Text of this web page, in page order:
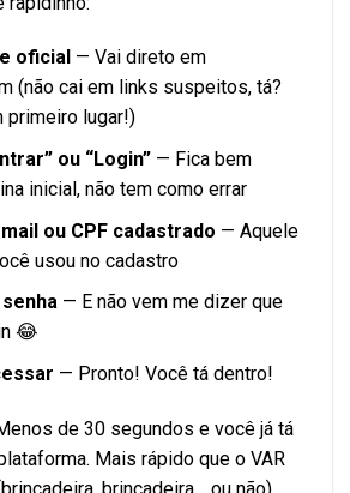
oficial — Vai direto em
(não cai em links suspeitos, tá?
primeiro lugar!)
ou “Login”— Fica bem
inicial, não tem como errar
ou CPF cadastrado — Aquele
usou no cadastro
— E não vem me dizer que
😂
— Pronto! Você tá dentro!
de 30 segundos e você já tá
Mais rápido que o VAR
brincadeira… ou não).